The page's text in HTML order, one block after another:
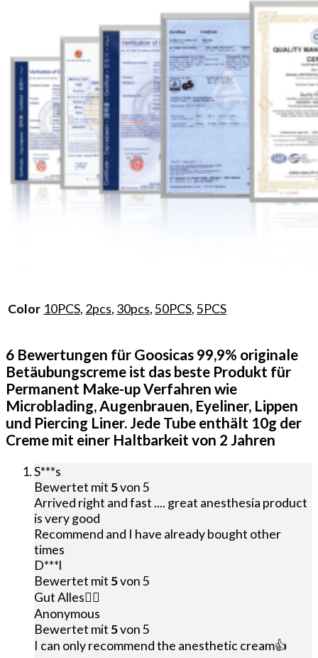
Color 10PCS, 2pcs, 30pcs,50PCS,5PCS
6 Bewertungen für Goosicas 99,9% originale
Betäubungscreme ist das beste Produkt für
Permanent Make-up Verfahren wie
Microblading, Augenbrauen, Eyeliner, Lippen
und Piercing Liner. Jede Tube enthält 10g der
Creme mit einer Haltbarkeit von 2 Jahren
S***s
Bewertet mit5von 5
Arrived right and fast .... great anesthesia product
is very good
Recommend and I have already bought other
times
D***l
Bewertet mit5von 5
Gut Alles👌🏻
Anonymous
Bewertet mit5von 5
I can only recommend the anesthetic cream👍